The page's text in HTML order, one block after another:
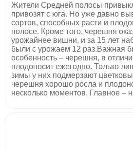
Жители Cредней полосы
привозят с юга. Но уже давно
сортов, способных расти и
полосе. Кроме того, черешня
урожайнее вишни, и за 15 лет
были с урожаем 12 раз.Важная
особенность – черешня, в
плодоносит ежегодно. Только
зимы у них подмерзают
черешня хорошо росла и
несколько моментов. Главное –